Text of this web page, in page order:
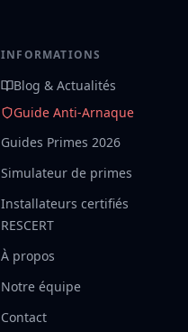
INFORMATIONS
Blog & Actualités
Guide Anti-Arnaque
Guides Primes 2026
Simulateur de primes
Installateurs certifiés
RESCERT
À propos
Notre équipe
Contact